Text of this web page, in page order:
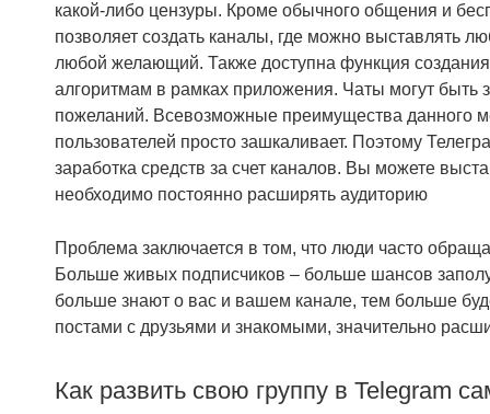
какой-либо цензуры. Кроме обычного общения и
позволяет создать каналы, где можно выставлять
любой желающий. Также доступна функция создания
алгоритмам в рамках приложения. Чаты могут
пожеланий. Всевозможные преимущества данного
пользователей просто зашкаливает. Поэтому
заработка средств за счет каналов. Вы можете
необходимо постоянно расширять аудиторию
Проблема заключается в том, что люди часто
Больше живых подписчиков – больше шансов
больше знают о вас и вашем канале, тем больше
постами с друзьями и знакомыми, значительно
Как развить свою группу в Telegram